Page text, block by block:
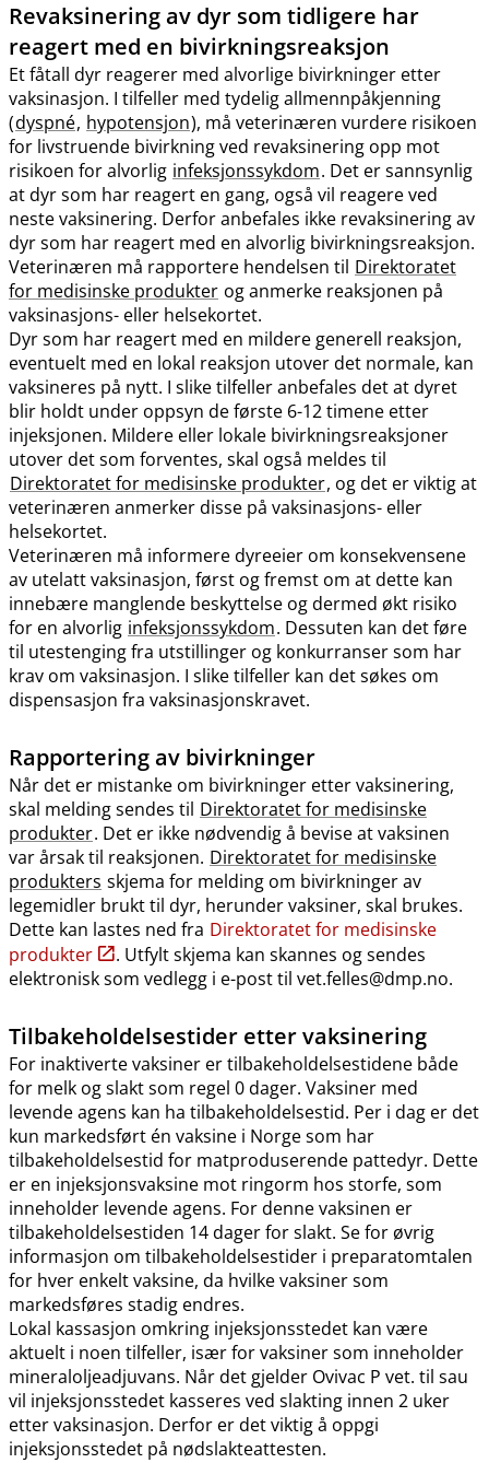
Revaksinering av dyr som tidligere har
reagert med en bivirkningsreaksjon
Et fåtall dyr reagerer med alvorlige bivirkninger etter
vaksinasjon. I tilfeller med tydelig allmennpåkjenning
(dyspné, hypotensjon), må veterinæren vurdere risikoen
for livstruende bivirkning ved revaksinering opp mot
risikoen for alvorlig infeksjonssykdom. Det er sannsynlig
at dyr som har reagert en gang, også vil reagere ved
neste vaksinering. Derfor anbefales ikke revaksinering av
dyr som har reagert med en alvorlig bivirkningsreaksjon.
Veterinæren må rapportere hendelsen til Direktoratet
for medisinske produkter og anmerke reaksjonen på
vaksinasjons- eller helsekortet.
Dyr som har reagert med en mildere generell reaksjon,
eventuelt med en lokal reaksjon utover det normale, kan
vaksineres på nytt. I slike tilfeller anbefales det at dyret
blir holdt under oppsyn de første 6-12 timene etter
injeksjonen. Mildere eller lokale bivirkningsreaksjoner
utover det som forventes, skal også meldes til
Direktoratet for medisinske produkter, og det er viktig at
veterinæren anmerker disse på vaksinasjons- eller
helsekortet.
Veterinæren må informere dyreeier om konsekvensene
av utelatt vaksinasjon, først og fremst om at dette kan
innebære manglende beskyttelse og dermed økt risiko
for en alvorlig infeksjonssykdom. Dessuten kan det føre
til utestenging fra utstillinger og konkurranser som har
krav om vaksinasjon. I slike tilfeller kan det søkes om
dispensasjon fra vaksinasjonskravet.
Rapportering av bivirkninger
Når det er mistanke om bivirkninger etter vaksinering,
skal melding sendes til Direktoratet for medisinske
produkter. Det er ikke nødvendig å bevise at vaksinen
var årsak til reaksjonen. Direktoratet for medisinske
produkters skjema for melding om bivirkninger av
legemidler brukt til dyr, herunder vaksiner, skal brukes.
Dette kan lastes ned fra Direktoratet for medisinske
produkter
. Utfylt skjema kan skannes og sendes
elektronisk som vedlegg i e-post til vet.felles@dmp.no.
Tilbakeholdelsestider etter vaksinering
For inaktiverte vaksiner er tilbakeholdelsestidene både
for melk og slakt som regel 0 dager. Vaksiner med
levende agens kan ha tilbakeholdelsestid. Per i dag er det
kun markedsført én vaksine i Norge som har
tilbakeholdelsestid for matproduserende pattedyr. Dette
er en injeksjonsvaksine mot ringorm hos storfe, som
inneholder levende agens. For denne vaksinen er
tilbakeholdelsestiden 14 dager for slakt. Se for øvrig
informasjon om tilbakeholdelsestider i preparatomtalen
for hver enkelt vaksine, da hvilke vaksiner som
markedsføres stadig endres.
Lokal kassasjon omkring injeksjonsstedet kan være
aktuelt i noen tilfeller, især for vaksiner som inneholder
mineraloljeadjuvans. Når det gjelder Ovivac P vet. til sau
vil injeksjonsstedet kasseres ved slakting innen 2 uker
etter vaksinasjon. Derfor er det viktig å oppgi
injeksjonsstedet på nødslakteattesten.